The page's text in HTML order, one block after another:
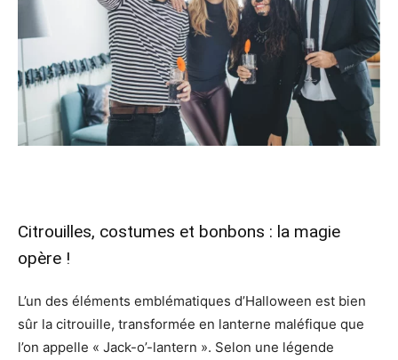
Citrouilles, costumes et bonbons : la magie
opère !
L’un des éléments emblématiques d’Halloween est bien
sûr la citrouille, transformée en lanterne maléfique que
l’on appelle « Jack-o’-lantern ». Selon une légende